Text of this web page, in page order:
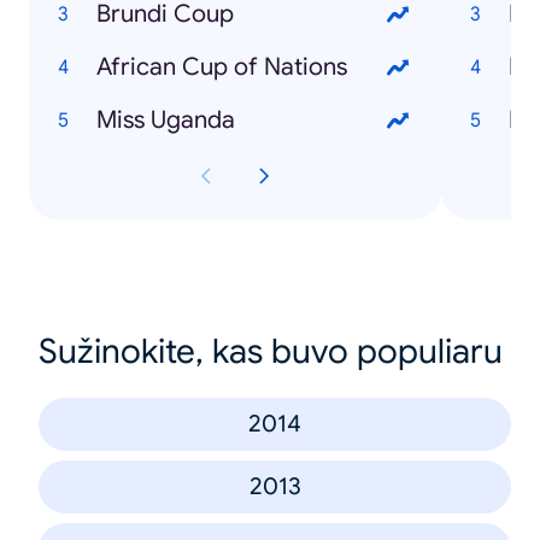
Brundi Coup
African Cup of Nations
Miss Uganda
Sužinokite, kas buvo populiaru
2014
2013